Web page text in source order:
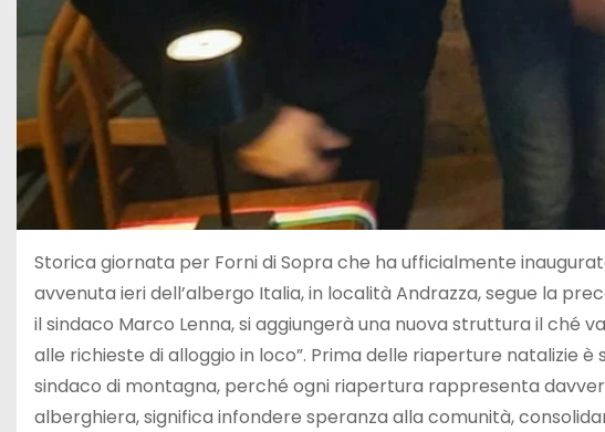
Storica giornata per Forni di Sopra che ha ufficialmente
avvenuta ieri dell’albergo Italia, in località Andrazza, segue la
il sindaco Marco Lenna, si aggiungerà una nuova struttura il ché
alle richieste di alloggio in loco”. Prima delle riaperture natalizie
sindaco di montagna, perché ogni riapertura rappresenta
alberghiera, significa infondere speranza alla comunità,